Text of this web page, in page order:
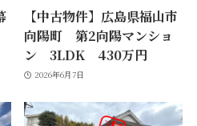
【中古物件】広島県福山市
向陽町 第2向陽マンショ
ン 3LDK 430万円
2026年6月7日